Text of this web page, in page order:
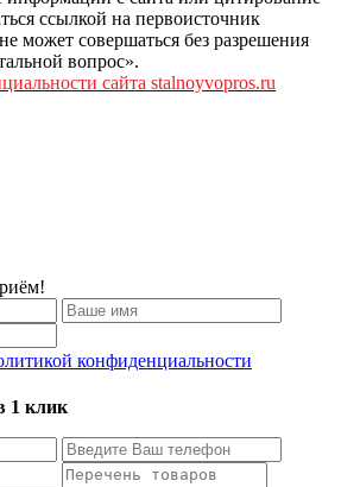
ссылкой на первоисточник
может совершаться без разрешения
вопрос».
сайта stalnoyvopros.ru
конфиденциальности
1 клик